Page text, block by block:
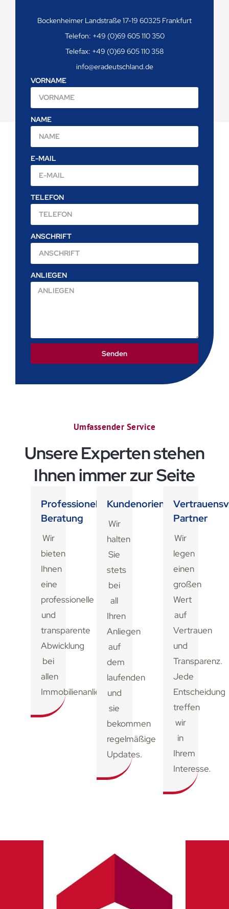
Bockenheimer Landstraße 17-19 60325 Frankfurt
Telefon: +49 (0)69 605 110 350
Telefax: +49 (0)69 605 110 358
info@eradeutschland.de
VORNAME
NAME
E-MAIL
TELEFON
ANSCHRIFT
ANLIEGEN
Senden
Umfassender Service
Unsere Experten stehen
Ihnen immer zur Seite
Professionelle
Beratung
Wir
bieten
Ihnen
eine
professionelle
und
transparente
Abwicklung
bei
allen
Immobilienanliegen.
Kundenorientiert
Wir
halten
Sie
stets
bei
all
Ihren
Anliegen
auf
dem
laufenden
und
sie
bekommen
regelmäßige
Updates.
Partner
Wir
legen
einen
großen
Wert
auf
Vertrauen
und
Transparenz.
Jede
Entscheidung
treffen
wir
in
Ihrem
Interesse.